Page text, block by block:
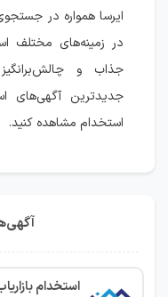
ایرسا همواره در
در زمینه‌های مختلف
جذاب و
جدیدترین آگهی‌های
استخدام مشاهده کنید.
استخدام